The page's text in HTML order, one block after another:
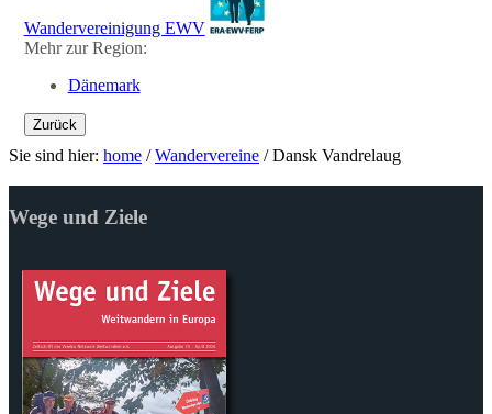
Wandervereinigung EWV
Mehr zur Region:
Dänemark
Zurück
Sie sind hier: home /Wandervereine /Dansk Vandrelaug
Wege und Ziele